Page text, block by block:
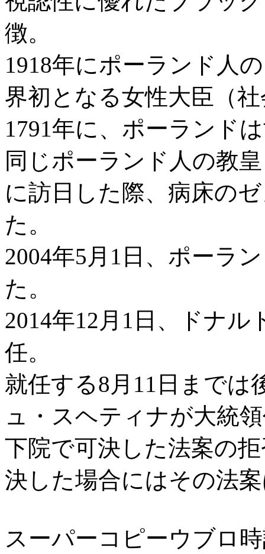
徴。
1918年にポーランド人
界初となる女性大臣（
1791年に、ポーランド
同じポーランド人の教
に訪日した際、病床の
た。
2004年5月1日、ポーラ
た。
2014年12月1日、ドナ
任。
就任する8月11日までは
ュ・スヘティナが大統
下院で可決した法案の
決した場合にはその法
スーパーコピーウブロ